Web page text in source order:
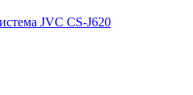
JVC CS-J620